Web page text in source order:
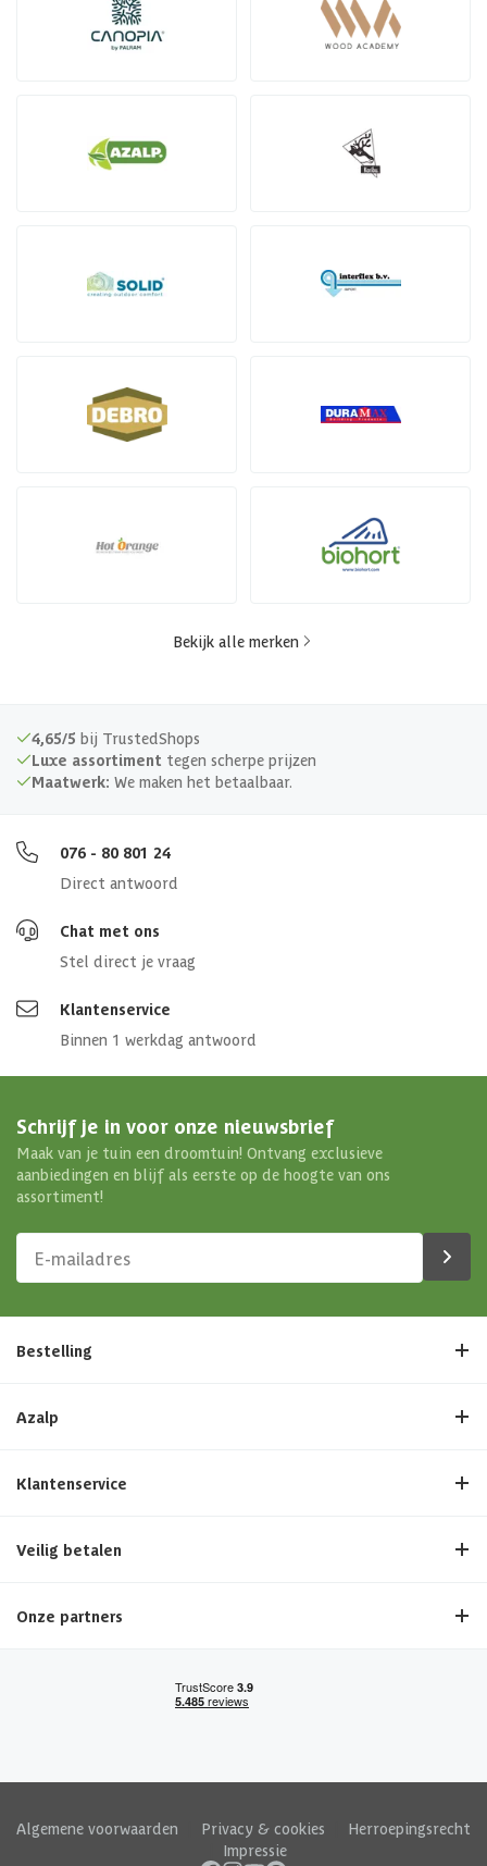
Bekijk alle merken
4,65/5 bij TrustedShops
Luxe assortiment tegen scherpe prijzen
Maatwerk: We maken het betaalbaar.
076 - 80 801 24
Direct antwoord
Chat met ons
Stel direct je vraag
Klantenservice
Binnen 1 werkdag antwoord
Schrijf je in voor onze nieuwsbrief
Maak van je tuin een droomtuin! Ontvang exclusieve
aanbiedingen en blijf als eerste op de hoogte van ons
assortiment!
Bestelling
Azalp
Klantenservice
Veilig betalen
Onze partners
Algemene voorwaarden Privacy & cookies
Herroepingsrecht
Impressie